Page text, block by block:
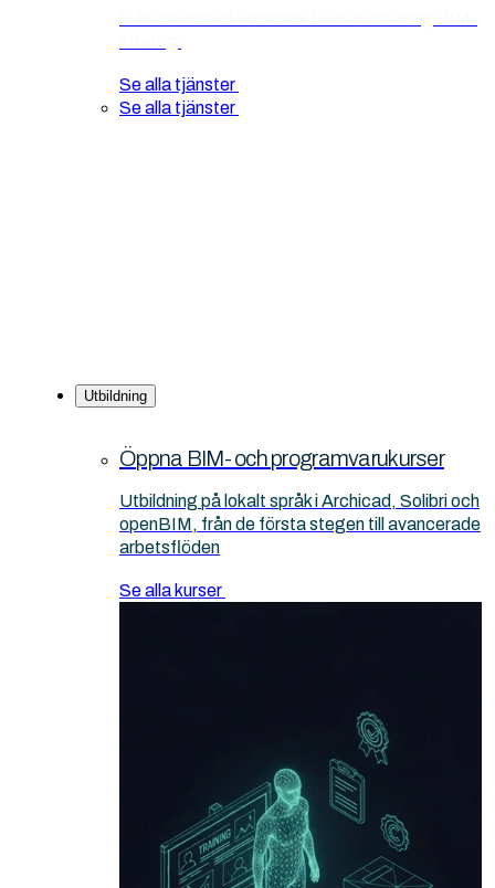
Se alla tjänster
Se alla tjänster
Utbildning
Öppna BIM- och programvarukurser
Utbildning på lokalt språk i Archicad, Solibri och
openBIM, från de första stegen till avancerade
arbetsflöden
Se alla kurser